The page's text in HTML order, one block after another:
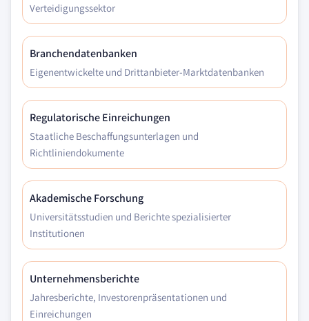
Verteidigungssektor
Branchendatenbanken
Eigenentwickelte und Drittanbieter-Marktdatenbanken
Regulatorische Einreichungen
Staatliche Beschaffungsunterlagen und
Richtliniendokumente
Akademische Forschung
Universitätsstudien und Berichte spezialisierter
Institutionen
Unternehmensberichte
Jahresberichte, Investorenpräsentationen und
Einreichungen